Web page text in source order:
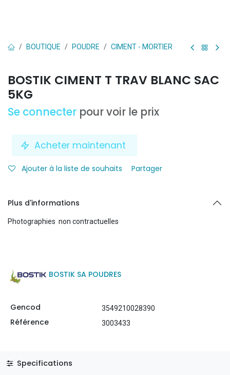
BOUTIQUE POUDRE CIMENT - MORTIER
BOSTIK CIMENT T TRAV BLANC SAC
5KG
Se connecter pour voir le prix
Acheter maintenant
Ajouter à la liste de souhaits Partager
Plus d'informations
Photographies non contractuelles
BOSTIK SA POUDRES
Gencod 3549210028390
Référence 3003433
Specifications